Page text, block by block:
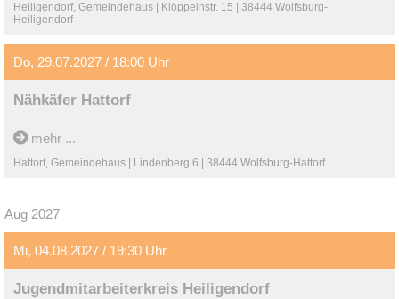
Heiligendorf, Gemeindehaus | Klöppelnstr. 15 | 38444 Wolfsburg-
Heiligendorf
Do, 29.07.2027 / 18:00 Uhr
Nähkäfer Hattorf
mehr ...
Hattorf, Gemeindehaus | Lindenberg 6 | 38444 Wolfsburg-Hattorf
Aug 2027
Mi, 04.08.2027 / 19:30 Uhr
Jugendmitarbeiterkreis Heiligendorf